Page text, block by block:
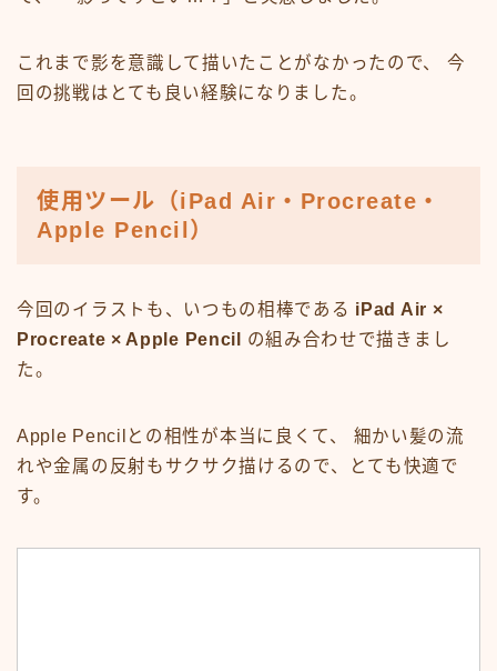
これまで影を意識して描いたことがなかったので、 今
回の挑戦はとても良い経験になりました。
使用ツール（iPad Air・Procreate・
Apple Pencil）
今回のイラストも、いつもの相棒である iPad Air ×
Procreate × Apple Pencil
の組み合わせで描きまし
た。
Apple Pencilとの相性が本当に良くて、 細かい髪の流
れや金属の反射もサクサク描けるので、とても快適で
す。